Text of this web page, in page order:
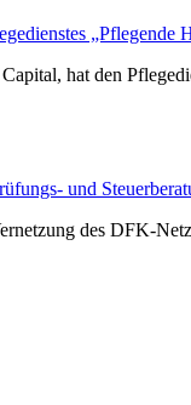
„Pflegende
hat den
und
des DFK-